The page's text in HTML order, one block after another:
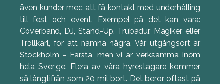
även kunder med att få kontakt med underhålling
till fest och event. Exempel på det kan vara:
Coverband, DJ, Stand-Up, Trubadur, Magiker eller
Trollkarl, för att nämna några. Vår utgångsort är
Stockholm - Farsta, men vi är verksamma inom
hela Sverige. Flera av våra hyrestagare kommer
så långtifrån som 20 mil bort. Det beror oftast på